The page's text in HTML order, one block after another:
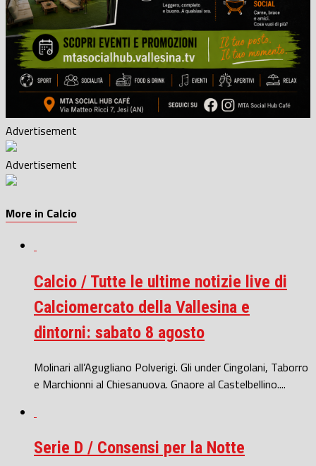
Advertisement
Advertisement
More in Calcio
Calcio / Tutte le ultime notizie live di
Calciomercato della Vallesina e
dintorni: sabato 8 agosto
Molinari all’Agugliano Polverigi. Gli under Cingolani, Taborro
e Marchionni al Chiesanuova. Gnaore al Castelbellino....
Serie D / Consensi per la Notte